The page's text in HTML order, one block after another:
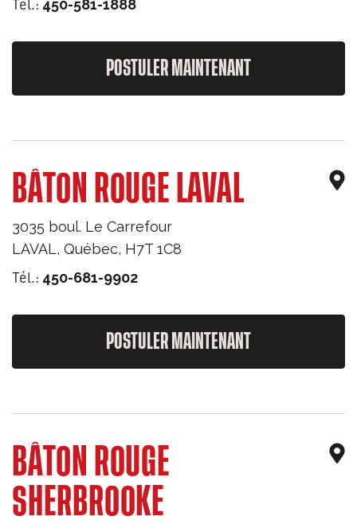
450-581-1888
POSTULER MAINTENANT
BÂTON ROUGE LAVAL
3035 boul. Le Carrefour
LAVAL, Québec, H7T 1C8
Tél.: 450-681-9902
POSTULER MAINTENANT
BÂTON ROUGE
SHERBROOKE